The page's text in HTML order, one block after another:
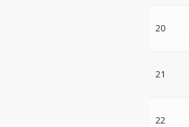
20
21
22